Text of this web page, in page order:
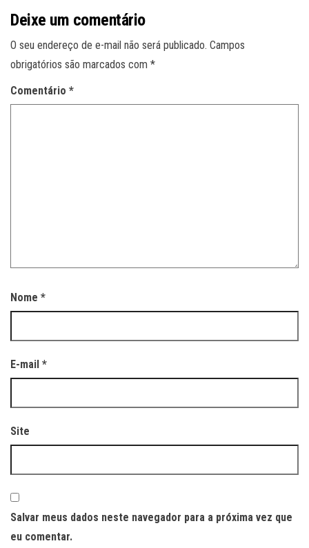
Deixe um comentário
O seu endereço de e-mail não será publicado. Campos
obrigatórios são marcados com *
Comentário *
Nome *
E-mail *
Site
Salvar meus dados neste navegador para a próxima vez que
eu comentar.